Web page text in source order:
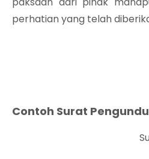
perhatian yang telah
Contoh Surat